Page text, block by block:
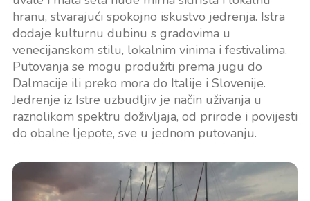
hranu, stvarajući spokojno iskustvo jedrenja. Istra
dodaje kulturnu dubinu s gradovima u
venecijanskom stilu, lokalnim vinima i festivalima.
Putovanja se mogu produžiti prema jugu do
Dalmacije ili preko mora do Italije i Slovenije.
Jedrenje iz Istre uzbudljiv je način uživanja u
raznolikom spektru doživljaja, od prirode i povijesti
do obalne ljepote, sve u jednom putovanju.